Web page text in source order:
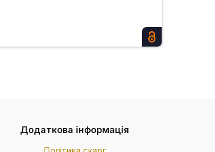
Додаткова інформація